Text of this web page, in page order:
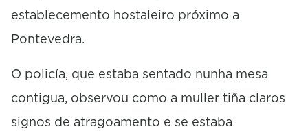
establecemento hostaleiro próximo a
Pontevedra.
O policía, que estaba sentado nunha mesa
contigua, observou como a muller tiña claros
signos de atragoamento e se estaba